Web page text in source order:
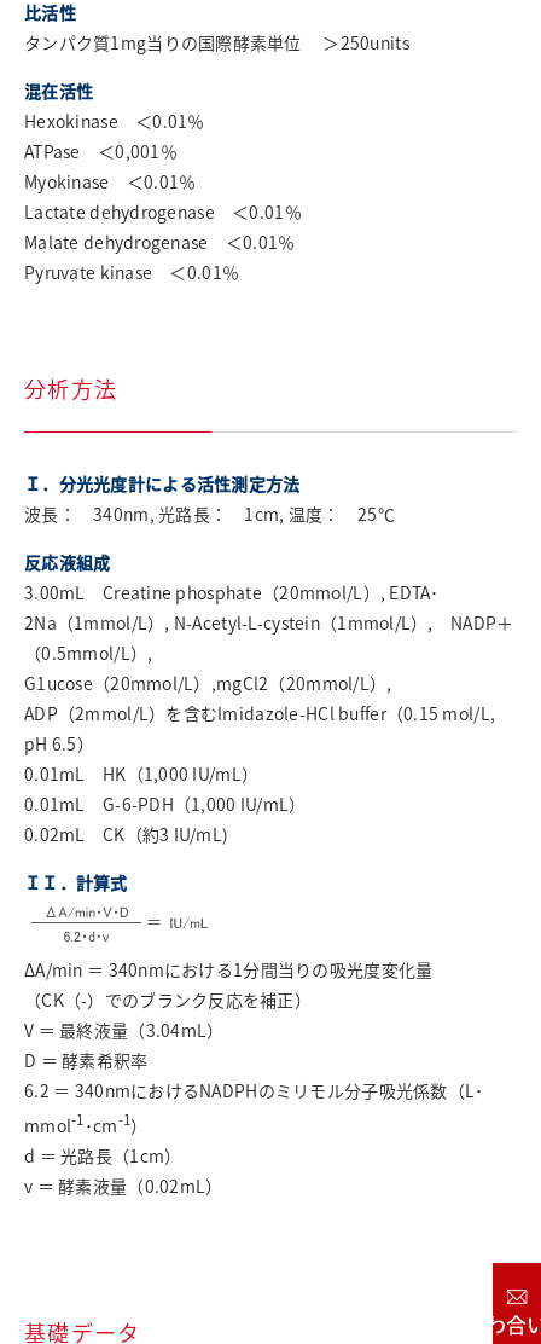
比活性
タンパク質1mg当りの国際酵素単位 ＞250units
混在活性
Hexokinase ＜0.01％
ATPase ＜0,001％
Myokinase ＜0.01％
Lactate dehydrogenase ＜0.01％
Malate dehydrogenase ＜0.01％
Pyruvate kinase ＜0.01％
分析方法
Ｉ．分光光度計による活性測定方法
波長： 340nm, 光路長： 1cm, 温度： 25℃
反応液組成
3.00mL Creatine phosphate（20mmol/L）, EDTA･
2Na（1mmol/L）, N-Acetyl-L-cystein（1mmol/L）, NADP＋
（0.5mmol/L）,
G1ucose（20mmol/L）,mgCl2（20mmol/L）,
ADP（2mmol/L）を含むImidazole-HCl buffer（0.15 mol/L,
pH 6.5）
0.01mL HK（1,000 IU/mL）
0.01mL G-6-PDH（1,000 IU/mL）
0.02mL CK（約3 IU/mL)
ＩＩ．計算式
ΔA/min ＝ 340nmにおける1分間当りの吸光度変化量
（CK（-）でのブランク反応を補正）
V ＝ 最終液量（3.04mL）
D ＝ 酵素希釈率
6.2 ＝ 340nmにおけるNADPHのミリモル分子吸光係数（L･
mmol-1 ･cm-1）
d ＝ 光路長（1cm）
v ＝ 酵素液量（0.02mL）
基礎データ